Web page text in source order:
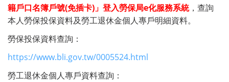
籍戶口名簿戶號(免插卡)」登入勞保局e化服務系統，查詢
本人勞保投保資料及勞工退休金個人專戶明細資料。
勞保投保資料查詢：
https://www.bli.gov.tw/0005524.html
勞工退休金個人專戶資料查詢：